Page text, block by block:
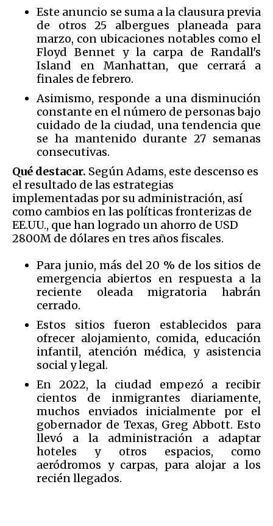
Este anuncio se suma a la clausura previa
de otros 25 albergues planeada para
marzo, con ubicaciones notables como el
Floyd Bennet y la carpa de Randall's
Island en Manhattan, que cerrará a
finales de febrero.
Asimismo, responde a una disminución
constante en el número de personas bajo
cuidado de la ciudad, una tendencia que
se ha mantenido durante 27 semanas
consecutivas.
Qué destacar. Según Adams, este descenso es
el resultado de las estrategias
implementadas por su administración, así
como cambios en las políticas fronterizas de
EE.UU., que han logrado un ahorro de USD
2800M de dólares en tres años fiscales.
Para junio, más del 20 % de los sitios de
emergencia abiertos en respuesta a la
reciente oleada migratoria habrán
cerrado.
Estos sitios fueron establecidos para
ofrecer alojamiento, comida, educación
infantil, atención médica, y asistencia
social y legal.
En 2022, la ciudad empezó a recibir
cientos de inmigrantes diariamente,
muchos enviados inicialmente por el
gobernador de Texas, Greg Abbott. Esto
llevó a la administración a adaptar
hoteles y otros espacios, como
aeródromos y carpas, para alojar a los
recién llegados.